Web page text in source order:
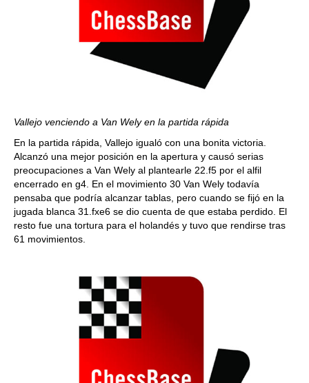
Vallejo venciendo a Van Wely en la partida rápida
En la partida rápida, Vallejo igualó con una bonita victoria.
Alcanzó una mejor posición en la apertura y causó serias
preocupaciones a Van Wely al plantearle 22.f5 por el alfil
encerrado en g4. En el movimiento 30 Van Wely todavía
pensaba que podría alcanzar tablas, pero cuando se fijó en la
jugada blanca 31.fxe6 se dio cuenta de que estaba perdido. El
resto fue una tortura para el holandés y tuvo que rendirse tras
61 movimientos.